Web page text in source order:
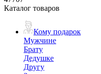
Каталог товаров
Кому подарок
Мужчине
Брату
Дедушке
Другу